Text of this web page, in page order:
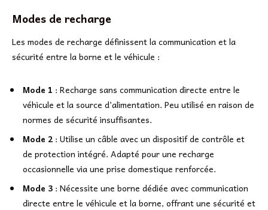
Modes de recharge
Les modes de recharge définissent la communication et la
sécurité entre la borne et le véhicule :
Mode 1 : Recharge sans communication directe entre le
véhicule et la source d’alimentation. Peu utilisé en raison de
normes de sécurité insuffisantes.
Mode 2 : Utilise un câble avec un dispositif de contrôle et
de protection intégré. Adapté pour une recharge
occasionnelle via une prise domestique renforcée.
Mode 3 : Nécessite une borne dédiée avec communication
directe entre le véhicule et la borne, offrant une sécurité et